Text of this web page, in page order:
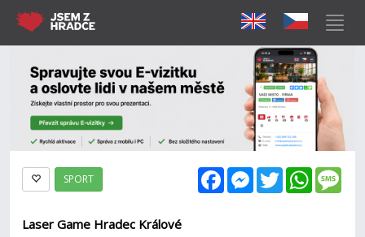
FacebookMessenger
Twitter
SPORT
Laser Game Hradec Králové